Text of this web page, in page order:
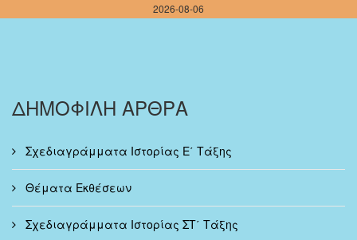
2026-08-06
ΔΗΜΟΦΙΛΗ ΑΡΘΡΑ
Σχεδιαγράμματα Ιστορίας Ε΄ Τάξης
Θέματα Εκθέσεων
Σχεδιαγράμματα Ιστορίας ΣΤ΄ Τάξης